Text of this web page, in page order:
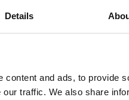
Details
content and ads, to provide
traffic. We also share
dữ liệu, Bán dẫn, Năng
Xây dựng, và Pin lithium-ion
năm là 966 triệu USD.
và FAM AB, một công ty
Wallenberg.